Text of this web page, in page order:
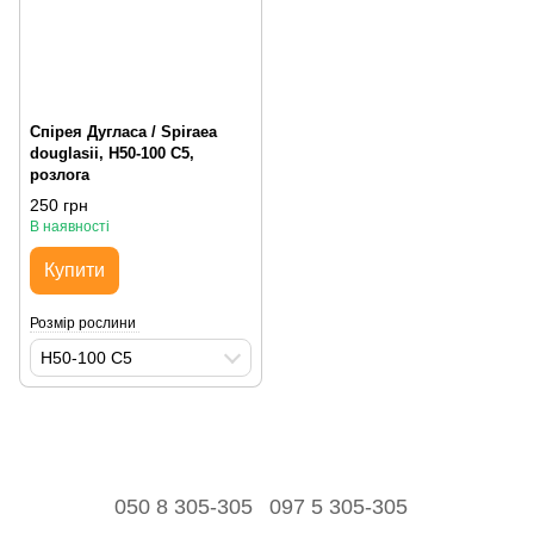
Спірея Дугласа / Spiraea
douglasii, H50-100 С5,
розлога
250 грн
В наявності
Купити
Розмір рослини
H50-100 С5
050 8 305-305 097 5 305-305